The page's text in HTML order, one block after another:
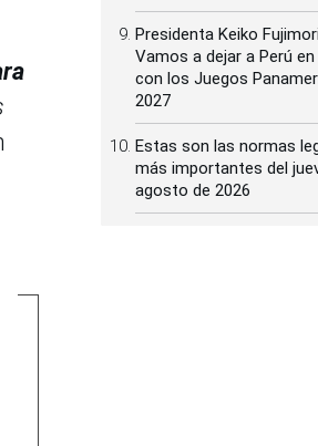
Presidenta Keiko
Vamos a dejar a Perú
con los Juegos
2027
Estas son las normas
más importantes del
agosto de 2026